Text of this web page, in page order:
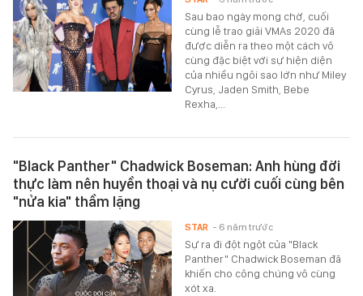
Sau bao ngày mong chờ, cuối
cùng lễ trao giải VMAs 2020 đã
được diễn ra theo một cách vô
cùng đặc biệt với sự hiện diện
của nhiều ngôi sao lớn như Miley
Cyrus, Jaden Smith, Bebe
Rexha,...
"Black Panther" Chadwick Boseman: Anh hùng đời
thực làm nên huyền thoại và nụ cười cuối cùng bên
"nửa kia" thầm lặng
Sự ra đi đột ngột của "Black
Panther" Chadwick Boseman đã
khiến cho công chúng vô cùng
xót xa.
STAR - 6 năm trước